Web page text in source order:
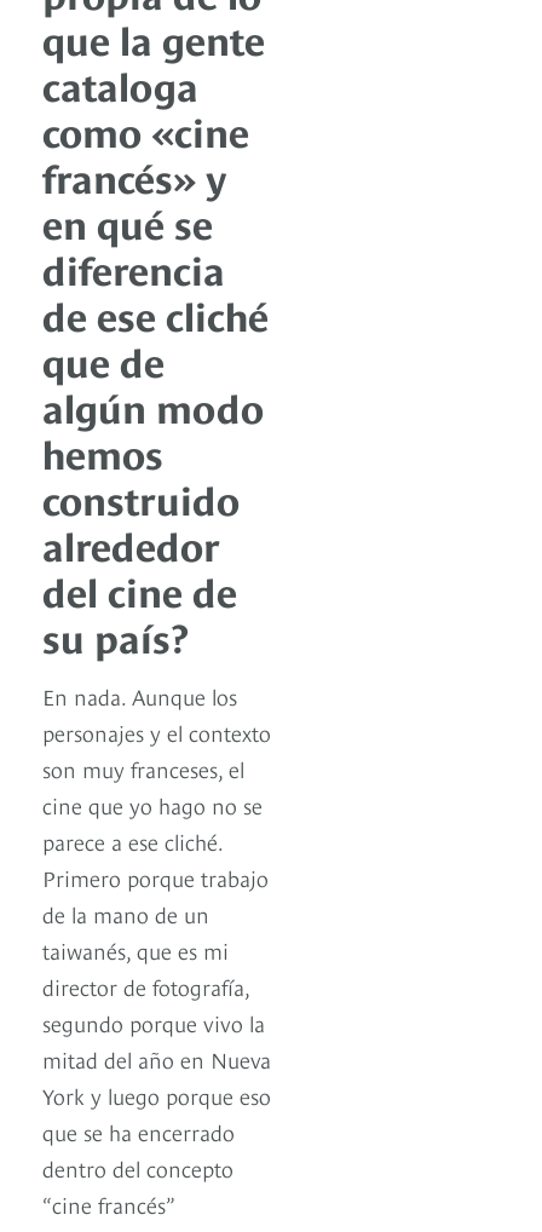
que la gente
cataloga
como «cine
francés» y
en qué se
diferencia
de ese cliché
que de
algún modo
hemos
construido
alrededor
del cine de
su país?
En nada. Aunque los
personajes y el contexto
son muy franceses, el
cine que yo hago no se
parece a ese cliché.
Primero porque trabajo
de la mano de un
taiwanés, que es mi
director de fotografía,
segundo porque vivo la
mitad del año en Nueva
York y luego porque eso
que se ha encerrado
dentro del concepto
“cine francés”